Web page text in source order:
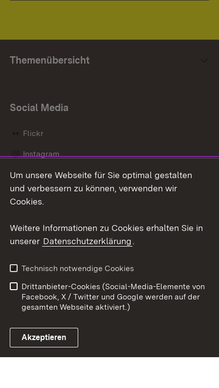
Themenübersicht
Social Media
Flickr
Instagram
Social Wall
Link zum Landesportal
Barrierefreiheit
Benutzungshinweise
Impressum
Cookies
Um unsere Webseite für Sie optimal gestalten
und verbessern zu können, verwenden wir
Cookies.
Weitere Informationen zu Cookies erhalten Sie in
unserer Datenschutzerklärung.
Technisch notwendige Cookies
Drittanbieter-Cookies (Social-Media-Elemente von
Facebook, X / Twitter und Google werden auf der
gesamten Webseite aktiviert.)
Akzeptieren